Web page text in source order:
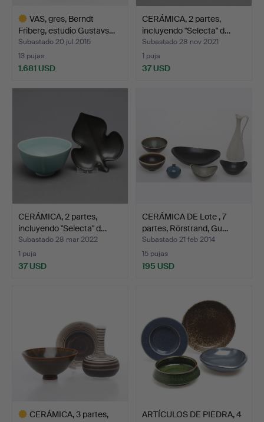
VAS, gres, Berndt
Friberg, estudio Gustavs…
Subastado 20 jul 2015
13 pujas
1.681 USD
CERÁMICA, 2 partes,
incluyendo "Selecta" d…
Subastado 28 nov 2021
1 puja
37 USD
CERÁMICA, 2 partes,
incluyendo "Selecta" d…
Subastado 28 mar 2022
1 puja
37 USD
CERÁMICA DE Lote , 7
partes, Rörstrand, Gu…
Subastado 21 feb 2014
15 pujas
195 USD
CERÁMICA, 3 partes,
ARTÍCULOS DE PIEDRA, 4